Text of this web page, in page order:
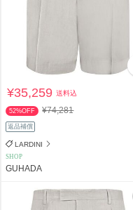
¥35,259送料込
52%OFF ¥74,281
返品補償
LARDINI
SHOP
GUHADA